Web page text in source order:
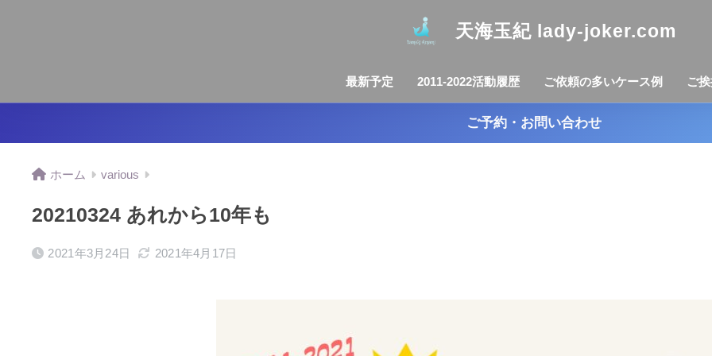
天海玉紀 lady-joker.com
最新予定 2011-2022活動履歴 ご依頼の多いケース例 ご
ご予約・お問い合わせ
ホーム various
20210324 あれから10年も
2021年3月24日 2021年4月17日